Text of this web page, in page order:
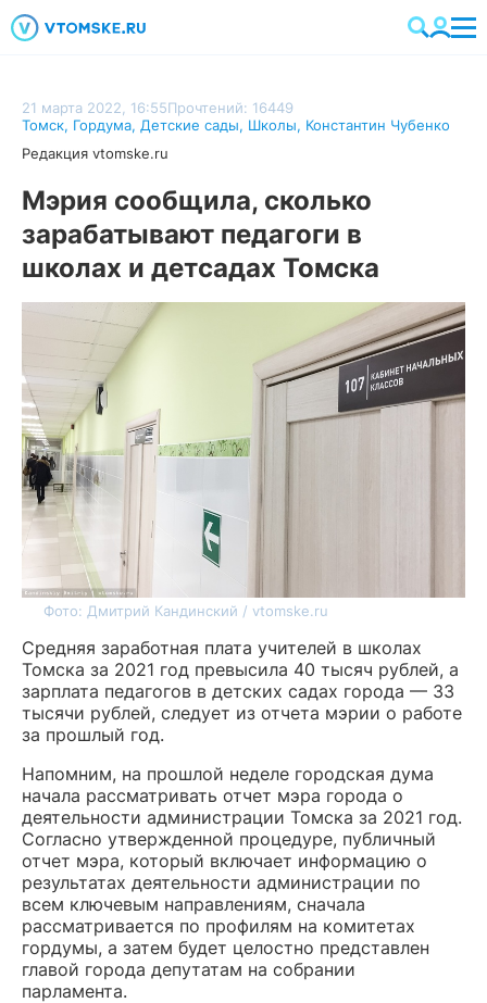
21 марта 2022, 16:55Прочтений: 16449
Томск, Гордума, Детские сады, Школы, Константин Чубенко
Редакция vtomske.ru
Мэрия сообщила, сколько
зарабатывают педагоги в
школах и детсадах Томска
Фото: Дмитрий Кандинский / vtomske.ru
Средняя заработная плата учителей в школах
Томска за 2021 год превысила 40 тысяч рублей, а
зарплата педагогов в детских садах города — 33
тысячи рублей, следует из отчета мэрии о работе
за прошлый год.
Напомним, на прошлой неделе городская дума
начала рассматривать отчет мэра города о
деятельности администрации Томска за 2021 год.
Согласно утвержденной процедуре, публичный
отчет мэра, который включает информацию о
результатах деятельности администрации по
всем ключевым направлениям, сначала
рассматривается по профилям на комитетах
гордумы, а затем будет целостно представлен
главой города депутатам на собрании
парламента.